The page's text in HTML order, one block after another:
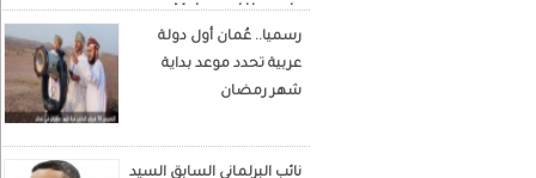
Mohamed Hamada
Écrivain et analyste
politique
رسميا.. عُمان أول دولة
عربية تحدد موعد بداية
شهر رمضان
نائب البرلماني السابق السيد